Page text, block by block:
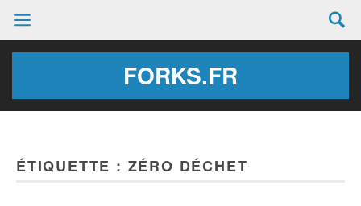
FORKS.FR
ÉTIQUETTE : ZÉRO DÉCHET